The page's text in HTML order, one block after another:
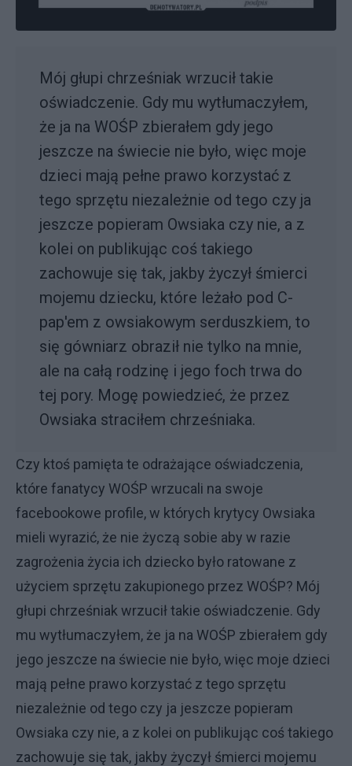
Mój głupi chrześniak wrzucił takie
oświadczenie. Gdy mu wytłumaczyłem,
że ja na WOŚP zbierałem gdy jego
jeszcze na świecie nie było, więc moje
dzieci mają pełne prawo korzystać z
tego sprzętu niezależnie od tego czy ja
jeszcze popieram Owsiaka czy nie, a z
kolei on publikując coś takiego
zachowuje się tak, jakby życzył śmierci
mojemu dziecku, które leżało pod C-
pap'em z owsiakowym serduszkiem, to
się gówniarz obraził nie tylko na mnie,
ale na całą rodzinę i jego foch trwa do
tej pory. Mogę powiedzieć, że przez
Owsiaka straciłem chrześniaka.
Czy ktoś pamięta te odrażające oświadczenia,
które fanatycy WOŚP wrzucali na swoje
facebookowe profile, w których krytycy Owsiaka
mieli wyrazić, że nie życzą sobie aby w razie
zagrożenia życia ich dziecko było ratowane z
użyciem sprzętu zakupionego przez WOŚP? Mój
głupi chrześniak wrzucił takie oświadczenie. Gdy
mu wytłumaczyłem, że ja na WOŚP zbierałem gdy
jego jeszcze na świecie nie było, więc moje dzieci
mają pełne prawo korzystać z tego sprzętu
niezależnie od tego czy ja jeszcze popieram
Owsiaka czy nie, a z kolei on publikując coś takiego
zachowuje się tak, jakby życzył śmierci mojemu